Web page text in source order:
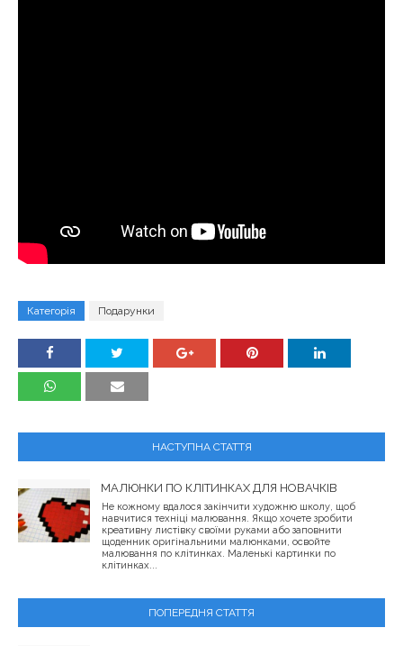
Категорія Подарунки
НАСТУПНА СТАТТЯ
МАЛЮНКИ ПО КЛІТИНКАХ ДЛЯ НОВАЧКІВ
Не кожному вдалося закінчити художню школу, щоб
навчитися техніці малювання. Якщо хочете зробити
креативну листівку своїми руками або заповнити
щоденник оригінальними малюнками, освойте
малювання по клітинках. Маленькі картинки по
клітинках...
ПОПЕРЕДНЯ СТАТТЯ